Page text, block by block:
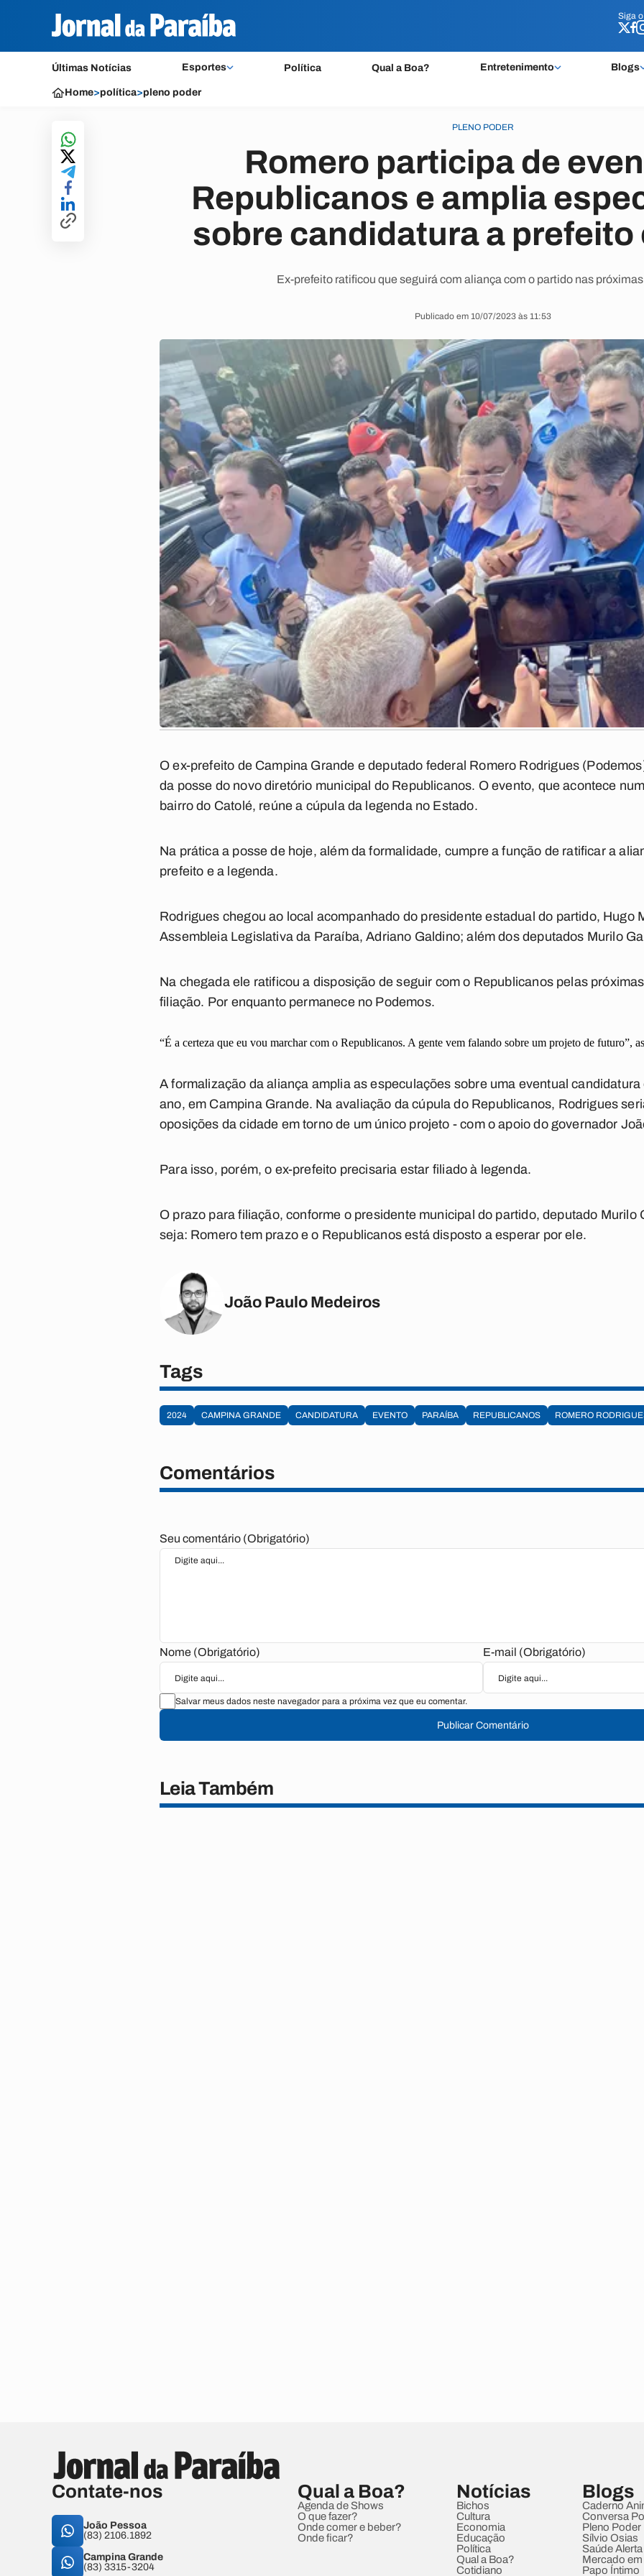
Siga
Últimas Notícias Esportes Política Qual a Boa? Entretenimento Blogs
Siga
Home>política>pleno poder
PLENO PODER
Romero participa de
Republicanos e amplia
sobre candidatura a prefeito
Ex-prefeito ratificou que seguirá com aliança com o partido nas
Publicado em 10/07/2023 às 11:53
O ex-prefeito de Campina Grande e deputado federal Romero Rodrigues
da posse do novo diretório municipal do Republicanos. O evento, que acontece
bairro do Catolé, reúne a cúpula da legenda no Estado.
Na prática a posse de hoje, além da formalidade, cumpre a função de ratificar a
prefeito e a legenda.
Rodrigues chegou ao local acompanhado do presidente estadual do partido, Hugo
Assembleia Legislativa da Paraíba, Adriano Galdino; além dos deputados Murilo
Na chegada ele ratificou a disposição de seguir com o Republicanos pelas
filiação. Por enquanto permanece no Podemos.
“É a certeza que eu vou marchar com o Republicanos. A gente vem falando sobre um projeto de futuro”,
A formalização da aliança amplia as especulações sobre uma eventual
ano, em Campina Grande. Na avaliação da cúpula do Republicanos, Rodrigues
oposições da cidade em torno de um único projeto - com o apoio do governador
Para isso, porém, o ex-prefeito precisaria estar filiado à legenda.
O prazo para filiação, conforme o presidente municipal do partido, deputado Murilo
seja: Romero tem prazo e o Republicanos está disposto a esperar por ele.
João Paulo Medeiros
Tags
2024 CAMPINA GRANDE CANDIDATURA EVENTO PARAÍBA REPUBLICANOS ROMERO
Comentários
Seu comentário (Obrigatório)
Nome (Obrigatório) E-mail (Obrigatório)
Salvar meus dados neste navegador para a próxima vez que eu comentar.
Publicar Comentário
Leia Também
Contate-nos
João Pessoa
(83) 2106.1892
Campina Grande
(83) 3315-3204
Qual a Boa?
Agenda de Shows
O que fazer?
Onde comer e beber?
Onde ficar?
Notícias
Bichos
Cultura
Economia
Educação
Política
Qual a Boa?
Cotidiano
Blogs
Caderno
Conversa
Pleno Poder
Sílvio Osias
Saúde Alerta
Mercado
Papo Íntimo